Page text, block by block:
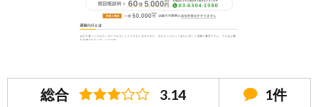
総合 3.14 1件